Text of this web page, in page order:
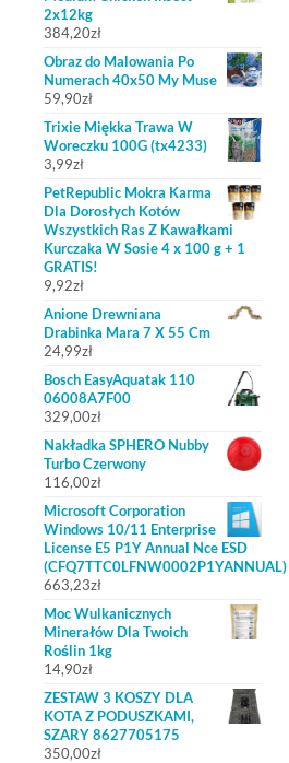
2x12kg
384,20zł
Obraz do Malowania Po
Numerach 40x50 My Muse
59,90zł
Trixie Miękka Trawa W
Woreczku 100G (tx4233)
3,99zł
PetRepublic Mokra Karma
Dla Dorosłych Kotów
Wszystkich Ras Z Kawałkami
Kurczaka W Sosie 4 x 100 g + 1
GRATIS!
9,92zł
Anione Drewniana
Drabinka Mara 7 X 55 Cm
24,99zł
Bosch EasyAquatak 110
06008A7F00
329,00zł
Nakładka SPHERO Nubby
Turbo Czerwony
116,00zł
Microsoft Corporation
Windows 10/11 Enterprise
License E5 P1Y Annual Nce ESD
(CFQ7TTC0LFNW0002P1YANNUAL)
663,23zł
Moc Wulkanicznych
Minerałów Dla Twoich
Roślin 1kg
14,90zł
ZESTAW 3 KOSZY DLA
KOTA Z PODUSZKAMI,
SZARY 8627705175
350,00zł